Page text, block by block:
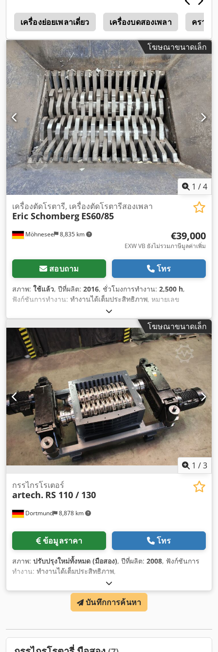
เครื่องย่อยเพลาเดี่ยว เครื่องบดสองเพลา คราดโ
โฆษณาขนาดเล็ก
1 /4
Möhnesee 8,835 km
เครื่องตัดโรตารี, เครื่องตัดโรตารีสองเพลา
Eric Schomberg ES60/85
€39,000
EXW VB ยังไม่รวมภาษีมูลค่าเพิ่ม
สอบถาม โทร
สภาพ: ใช้แล้ว, ปีที่ผลิต: 2016, ชั่วโมงการทำงาน: 2,500 h,
ฟังก์ชันการทำงาน: ทำงานได้เต็มประสิทธิภาพ, หมายเลข
6085020721
300 มม, ความยาวตู้ควบคุม:900 มม, ความสูงตู้ควบคุม:900 มม,
ความกว้างของใบมีด:20 มม, ปีที่ปรับปรุงใหญ่ล่าสุด:2025, แรง
บิด:8,600 นิวตัน-เมตร, น้ำหนักรวม:2,500 กก.,
โฆษณาขนาดเล็ก
1 /3
Dortmund 8,878 km
กรรไกรโรเตอร์
artech. RS 110 / 130
ข้อมูลราคา โทร
สภาพ: ปรับปรุงใหม่ทั้งหมด (มือสอง), ปีที่ผลิต: 2008, ฟังก์ชันการ
ทำงาน: ทำงานได้เต็มประสิทธิภาพ,
บันทึกการค้นหา